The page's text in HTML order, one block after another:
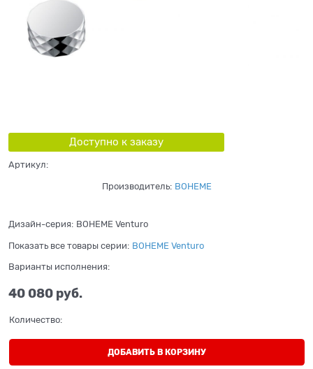
Доступно к заказу
Артикул:
Производитель: BOHEME
Дизайн-серия: BOHEME Venturo
Показать все товары серии: BOHEME Venturo
Варианты исполнения:
40 080 руб.
Количество:
ДОБАВИТЬ В КОРЗИНУ